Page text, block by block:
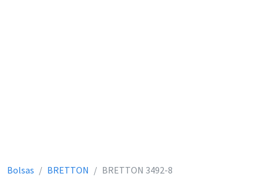
Bolsas BRETTON BRETTON 3492-8